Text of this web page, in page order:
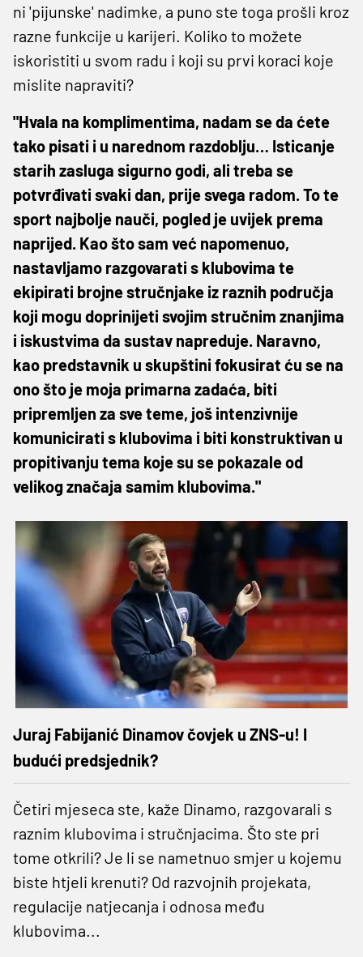
ni 'pijunske' nadimke, a puno ste toga prošli kroz
razne funkcije u karijeri. Koliko to možete
iskoristiti u svom radu i koji su prvi koraci koje
mislite napraviti?
"Hvala na komplimentima, nadam se da ćete
tako pisati i u narednom razdoblju… Isticanje
starih zasluga sigurno godi, ali treba se
potvrđivati svaki dan, prije svega radom. To te
sport najbolje nauči, pogled je uvijek prema
naprijed. Kao što sam već napomenuo,
nastavljamo razgovarati s klubovima te
ekipirati brojne stručnjake iz raznih područja
koji mogu doprinijeti svojim stručnim znanjima
i iskustvima da sustav napreduje. Naravno,
kao predstavnik u skupštini fokusirat ću se na
ono što je moja primarna zadaća, biti
pripremljen za sve teme, još intenzivnije
komunicirati s klubovima i biti konstruktivan u
propitivanju tema koje su se pokazale od
velikog značaja samim klubovima."
Juraj Fabijanić Dinamov čovjek u ZNS-u! I
budući predsjednik?
Četiri mjeseca ste, kaže Dinamo, razgovarali s
raznim klubovima i stručnjacima. Što ste pri
tome otkrili? Je li se nametnuo smjer u kojemu
biste htjeli krenuti? Od razvojnih projekata,
regulacije natjecanja i odnosa među
klubovima...